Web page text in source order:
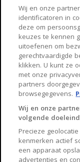
Arnhem
Huisnet
Over Huisnet
Algemene
Privacybeleid
Contact
Sitemap
Wij en onze
identificatoren in
deze om
keuzes te kennen
uitoefenen om
gerechtvaardigde
klikken. U kunt ze
met onze
partners
browsegegevens.
Wij en onze
volgende
Precieze
kenmerken actief
een apparaat
advertenties en